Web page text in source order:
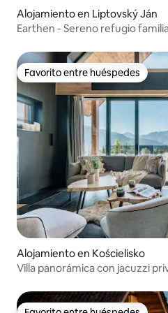
Alojamiento en Liptovský Ján
Earthen - Sereno refugio
Favorito entre huéspedes
Favorito entre huéspedes
Alojamiento en Kościelisko
Villa panorámica con jacuzzi